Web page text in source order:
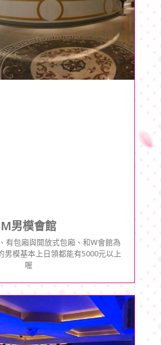
M男模會館
有包廂與開放式包廂、和W會館為
男模基本上日領都能有5000元以上
喔